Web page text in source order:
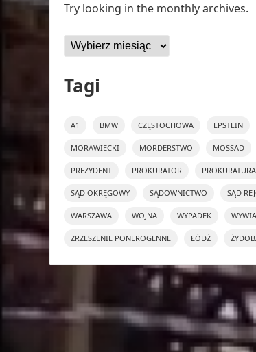
Try looking in the monthly archives.
Archiwa
Tagi
A1 BMW CZĘSTOCHOWA EPSTEIN
MORAWIECKI MORDERSTWO MOSSAD
PREZYDENT PROKURATOR PROKURATURA
SĄD OKRĘGOWY SĄDOWNICTWO SĄD
WARSZAWA WOJNA WYPADEK
ZRZESZENIE PONEROGENNE ŁÓDŹ